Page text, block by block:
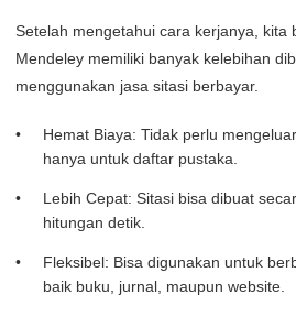
Setelah mengetahui cara kerjanya, kita
Mendeley memiliki banyak kelebihan
menggunakan jasa sitasi berbayar.
Hemat Biaya: Tidak perlu
hanya untuk daftar pustaka.
Lebih Cepat: Sitasi bisa dibuat
hitungan detik.
Fleksibel: Bisa digunakan untuk
baik buku, jurnal, maupun website.